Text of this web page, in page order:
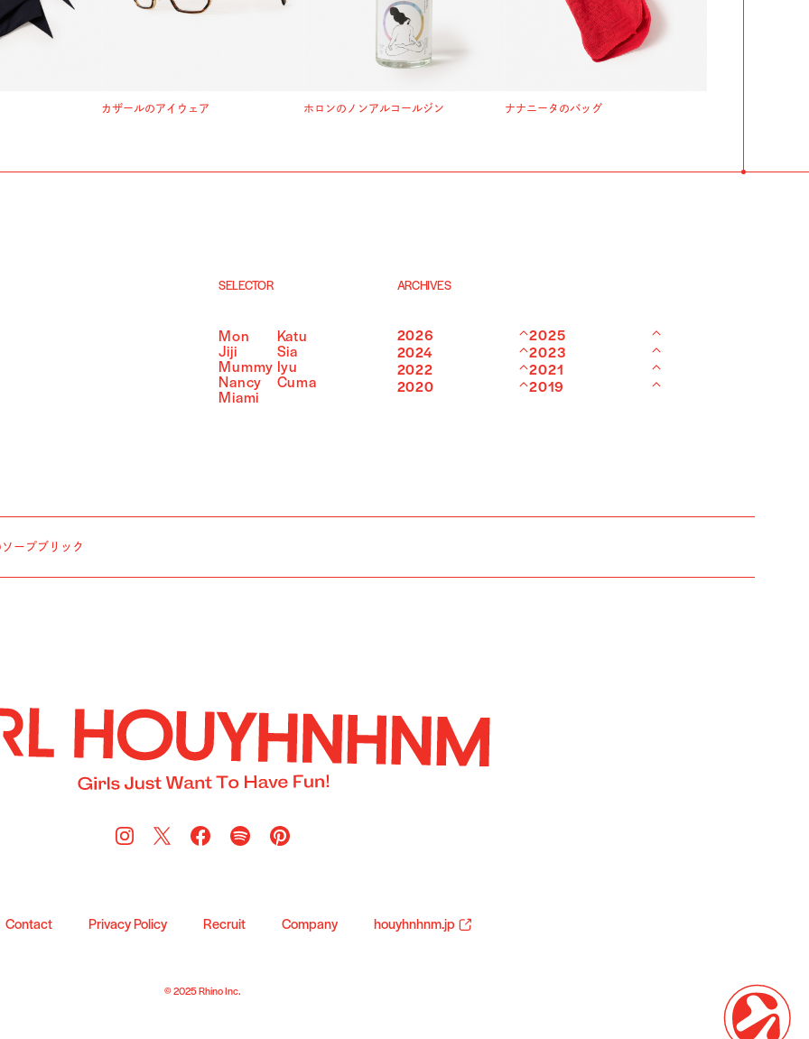
カザールのアイウェア ホロンのノンアルコールジン ナナニータのバッグ
SELECTOR
Mon
Katu
Jiji
Sia
Mummy Iyu
Nancy
Cuma
Miami
ARCHIVES
2026
2025
2024
2023
2022
2021
2020
2019
ープブリック
Contact Privacy Policy Recruit Company houyhnhnm.jp
© 2025 Rhino Inc.